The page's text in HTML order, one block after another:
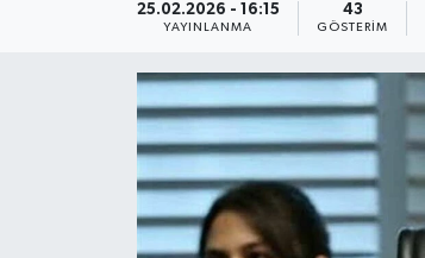
25.02.2026 - 16:15
YAYINLANMA
43
GÖSTERIM
Haber Arşivi